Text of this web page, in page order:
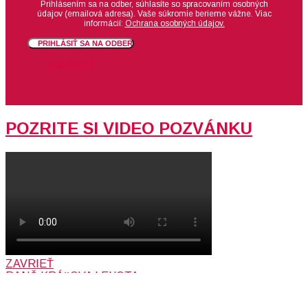
Prihlásením sa na odber, súhlasíte so spracovaním osobných
údajov (emailová adresa). Vaše súkromie berieme vážne. Viac
informácií: Ochrana osobných údajov.
PRIHLÁSIŤ SA NA ODBER
POZRITE SI VIDEO POZVÁNKU
ZAVRIEŤ
RANČ KRÁĽOVA LEHOTA